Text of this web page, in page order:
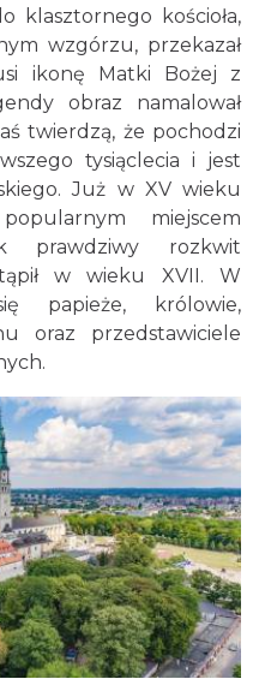
klasztornego kościoła,
wzgórzu, przekazał
ikonę Matki Bożej z
obraz namalował
twierdzą, że pochodzi
tysiąclecia i jest
Już w XV wieku
miejscem
prawdziwy rozkwit
w wieku XVII. W
papieże, królowie,
oraz przedstawiciele